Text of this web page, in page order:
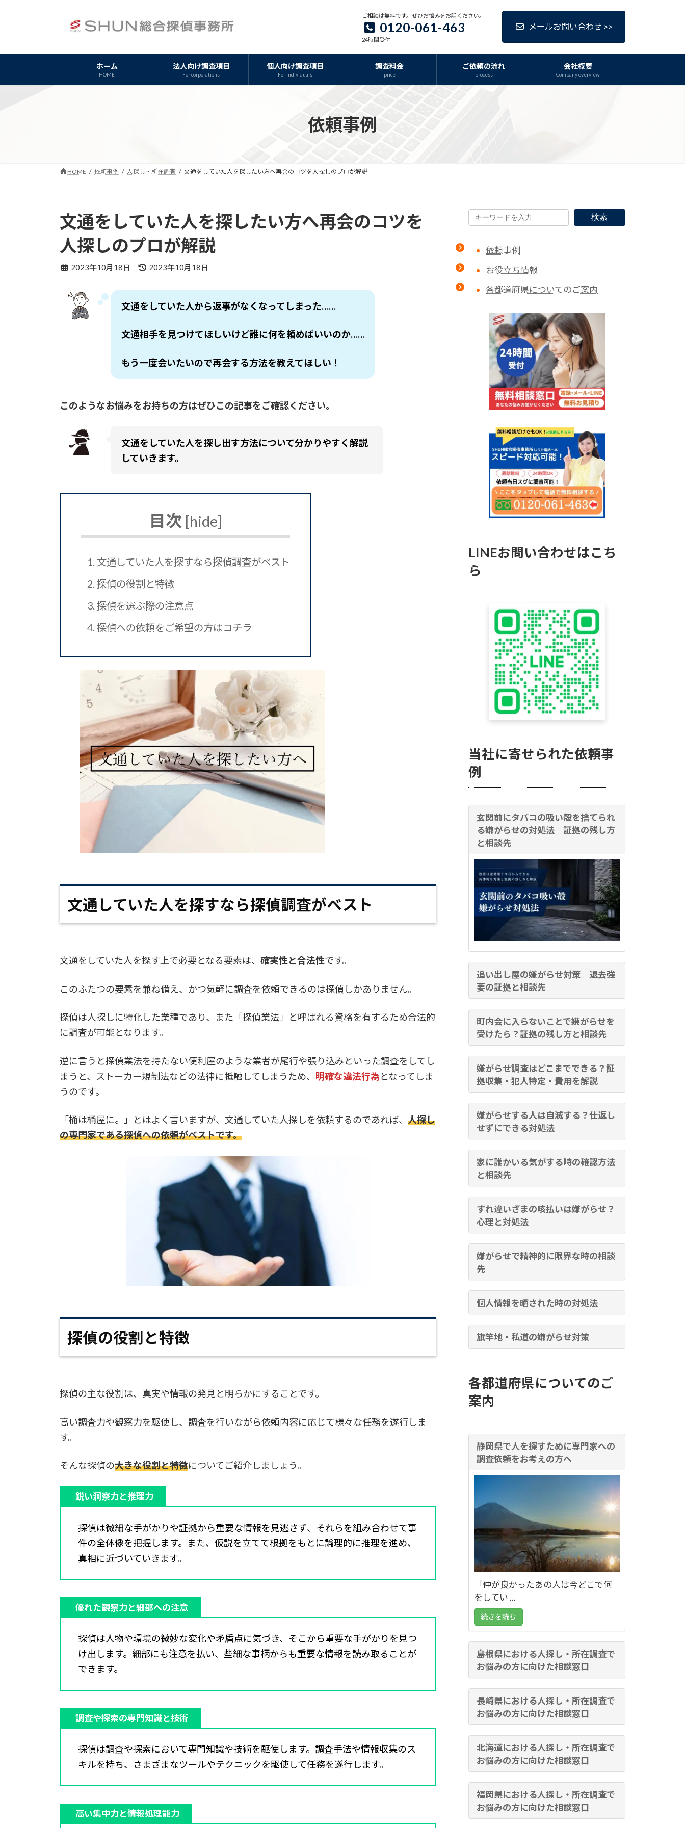
ツ
ス
シ
ン
ご相談は無料です。ぜひお悩みをお話ください。
0120-061-463
24時間受付
メールお問い合わせ >>
ホーム
HOME
法人向け調査項目
For corporations
個人向け調査項目
For individuals
調査料金
price
ご依頼の流れ
process
会社概要
Company overview
依頼事例
HOME 依頼事例 人探し・所在調査 文通をしていた人を探したい方へ再会のコツを人探しのプロが解説
文通をしていた人を探したい方へ再会のコツを
人探しのプロが解説
2023年10月18日
最
更
日
:
2023年10月18日
文通をしていた人から返事がなくなってしまった……
文通相手を見つけてほしいけど誰に何を頼めばいいのか……
もう一度会いたいので再会する方法を教えてほしい！
このようなお悩みをお持ちの方はぜひこの記事をご確認ください。
文通をしていた人を探し出す方法について分かりやすく解説
していきます。
目次 [hide]
1. 文通していた人を探すなら探偵調査がベスト
2. 探偵の役割と特徴
3. 探偵を選ぶ際の注意点
4. 探偵への依頼をご希望の方はコチラ
文通していた人を探すなら探偵調査がベスト
文通をしていた人を探す上で必要となる要素は、 確実性と合法性です。
このふたつの要素を兼ね備え、かつ気軽に調査を依頼できるのは探偵しかありません。
探偵は人探しに特化した業種であり、また「探偵業法」と呼ばれる資格を有するため合法的
に調査が可能となります。
逆に言うと探偵業法を持たない便利屋のような業者が尾行や張り込みといった調査をしてし
まうと、ストーカー規制法などの法律に抵触してしまうため、 明確な違法行為となってしま
うのです。
「桶は桶屋に。」とはよく言いますが、文通していた人探しを依頼するのであれば、 人探し
の専門家である探偵への依頼がベストです。
探偵の役割と特徴
探偵の主な役割は、真実や情報の発見と明らかにすることです。
高い調査力や観察力を駆使し、調査を行いながら依頼内容に応じて様々な任務を遂行しま
す。
そんな探偵の大きな役割と特徴についてご紹介しましょう。
鋭い洞察力と推理力
探偵は微細な手がかりや証拠から重要な情報を見逃さず、それらを組み合わせて事
件の全体像を把握します。また、仮説を立てて根拠をもとに論理的に推理を進め、
真相に近づいていきます。
優れた観察力と細部への注意
探偵は人物や環境の微妙な変化や矛盾点に気づき、そこから重要な手がかりを見つ
け出します。細部にも注意を払い、些細な事柄からも重要な情報を読み取ることが
できます。
調査や探索の専門知識と技術
探偵は調査や探索において専門知識や技術を駆使します。調査手法や情報収集のス
キルを持ち、さまざまなツールやテクニックを駆使して任務を遂行します。
高い集中力と情報処理能力
検索
依頼事例
お役立ち情報
各都道府県についてのご案内
LINEお問い合わせはこち
ら
当社に寄せられた依頼事
例
玄関前にタバコの吸い殻を捨てられ
る嫌がらせの対処法｜証拠の残し方
と相談先
追い出し屋の嫌がらせ対策｜退去強
要の証拠と相談先
町内会に入らないことで嫌がらせを
受けたら？証拠の残し方と相談先
嫌がらせ調査はどこまでできる？証
拠収集・犯人特定・費用を解説
嫌がらせする人は自滅する？仕返し
せずにできる対処法
家に誰かいる気がする時の確認方法
と相談先
すれ違いざまの咳払いは嫌がらせ？
心理と対処法
嫌がらせで精神的に限界な時の相談
先
個人情報を晒された時の対処法
旗竿地・私道の嫌がらせ対策
各都道府県についてのご
案内
静岡県で人を探すために専門家への
調査依頼をお考えの方へ
「仲が良かったあの人は今どこで何
をしてい ...
続きを読む
島根県における人探し・所在調査で
お悩みの方に向けた相談窓口
長崎県における人探し・所在調査で
お悩みの方に向けた相談窓口
北海道における人探し・所在調査で
お悩みの方に向けた相談窓口
福岡県における人探し・所在調査で
お悩みの方に向けた相談窓口